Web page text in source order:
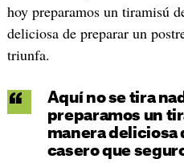
hoy preparamos un tiramisú
deliciosa de preparar un
triunfa.
Aquí no se tira
preparamos un
manera deliciosa
casero que